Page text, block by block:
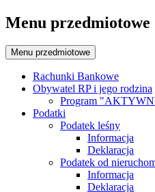
Menu przedmiotowe
Menu przedmiotowe
Rachunki Bankowe
Obywatel RP i jego rodzina
Program
Podatki
Podatek leśny
Informacja
Deklaracja
Podatek od
Informacja
Deklaracja